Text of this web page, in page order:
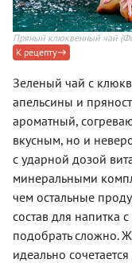
Пряный клюквенный чай
К рецепту
Зеленый чай с
апельсины и
ароматный,
вкусным, но и
с ударной дозой
минеральными
чем остальные
состав для напитка
подобрать сложно.
идеально